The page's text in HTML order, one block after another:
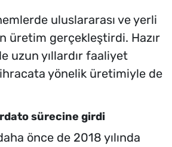
uluslararası ve yerli
üretim gerçekleştirdi. Hazır
uzun yıllardır faaliyet
yönelik üretimiyle de
sürecine girdi
önce de 2018 yılında